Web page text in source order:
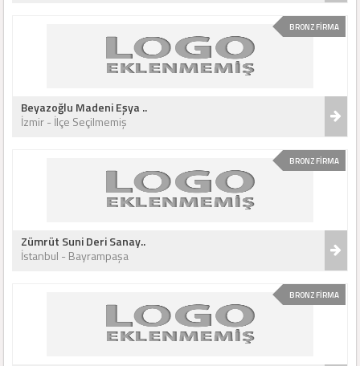
BRONZ FİRMA
Beyazoğlu Madeni Eşya ..
İzmir - İlçe Seçilmemiş
BRONZ FİRMA
Zümrüt Suni Deri Sanay..
İstanbul - Bayrampaşa
BRONZ FİRMA